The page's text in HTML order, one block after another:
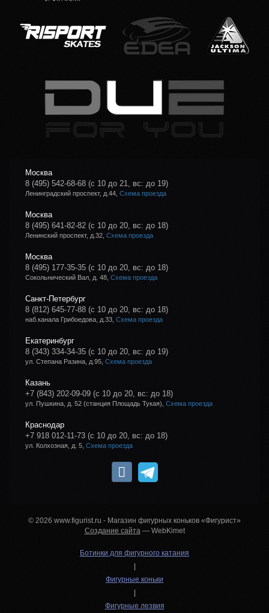
Москва
8 (495) 542-68-68 (с 10 до 21, вс: до 19)
Ленинградский проспект, д.44, Схема проезда
Москва
8 (495) 641-82-82 (с 10 до 20, вс: до 18)
Ленинский проспект, д.32, Схема проезда
Москва
8 (495) 177-35-35 (с 10 до 20, вс: до 18)
Сокольнический Вал, д. 48, Схема проезда
Санкт-Петербург
8 (812) 645-77-88 (с 10 до 20, вс: до 18)
наб.канала Грибоедова, д.33, Схема проезда
Екатеринбург
8 (343) 334-34-35 (с 10 до 20, вс: до 19)
ул. Степана Разина, д.95, Схема проезда
Казань
+7 (843) 202-09-09 (с 10 до 20, вс: до 18)
ул. Пушкина, д. 52 (станция Площадь Тукая), Схема проезда
Краснодар
+7 918 012-11-73 (с 10 до 20, вс: до 18)
ул. Колхозная, д. 5, Схема проезда
© 2026 www.figurist.ru - Магазин фигурных коньков «Фигурист»
Создание сайта — WebKimet
Ботинки для фигурного катания
|
Фигурные коньки
|
Фигурные лезвия